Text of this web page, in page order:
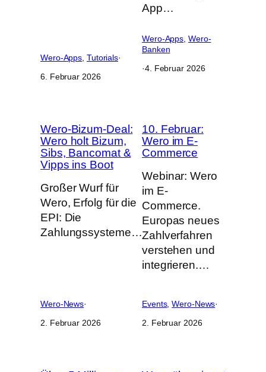
Wero-Apps Tutorials·
6. Februar 2026
App…
Wero-Apps Wero-
Banken
·4. Februar 2026
Wero-Bizum-Deal:
Wero holt Bizum,
Sibs, Bancomat &
Vipps ins Boot
Großer Wurf für
Wero, Erfolg für die
EPI: Die
Zahlungssysteme…
Wero-News·
2. Februar 2026
10. Februar:
Wero im E-
Commerce
Webinar: Wero
im E-
Commerce.
Europas neues
Zahlverfahren
verstehen und
integrieren.…
Events, Wero-News·
2. Februar 2026